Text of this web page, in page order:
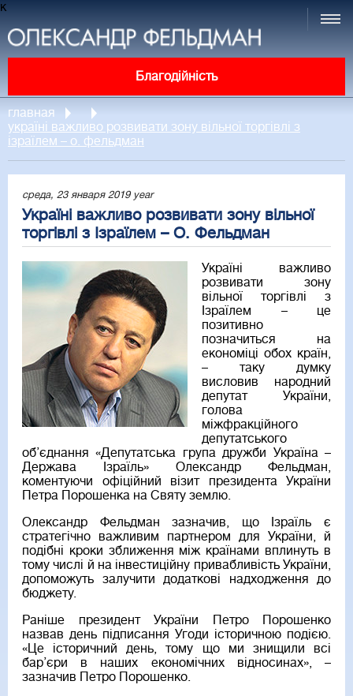
к
Благодійність
главная
україні важливо розвивати зону вільної торгівлі з
ізраїлем – о. фельдман
среда, 23 января 2019 year
Україні важливо розвивати зону вільної
торгівлі з Ізраїлем – О. Фельдман
Україні важливо
розвивати зону
вільної торгівлі з
Ізраїлем – це
позитивно
позначиться на
економіці обох країн,
– таку думку
висловив народний
депутат України,
голова
міжфракційного
депутатського
об’єднання «Депутатська група дружби Україна –
Держава Ізраїль» Олександр Фельдман,
коментуючи офіційний візит президента України
Петра Порошенка на Святу землю.
Олександр Фельдман зазначив, що Ізраїль є
стратегічно важливим партнером для України, й
подібні кроки зближення між країнами вплинуть в
тому числі й на інвестиційну привабливість України,
допоможуть залучити додаткові надходження до
бюджету.
Раніше президент України Петро Порошенко
назвав день підписання Угоди історичною подією.
«Це історичний день, тому що ми знищили всі
бар’єри в наших економічних відносинах», –
зазначив Петро Порошенко.